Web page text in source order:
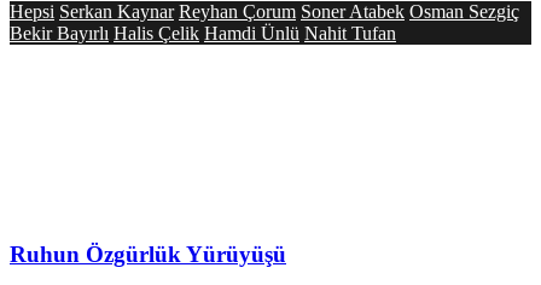
Hepsi Serkan Kaynar Reyhan Çorum Soner Atabek Osman Sezgiç
Bekir Bayırlı Halis Çelik Hamdi Ünlü Nahit Tufan
Ruhun Özgürlük Yürüyüşü